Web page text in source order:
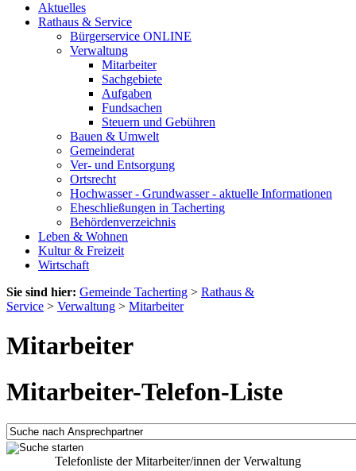
Aktuelles
Rathaus & Service
Bürgerservice ONLINE
Verwaltung
Mitarbeiter
Sachgebiete
Aufgaben
Fundsachen
Steuern und Gebühren
Bauen & Umwelt
Gemeinderat
Ver- und Entsorgung
Ortsrecht
Hochwasser - Grundwasser - aktuelle Informationen
Eheschließungen in Tacherting
Behördenverzeichnis
Leben & Wohnen
Kultur & Freizeit
Wirtschaft
Sie sind hier: Gemeinde Tacherting > Rathaus &
Service > Verwaltung > Mitarbeiter
Mitarbeiter
Mitarbeiter-Telefon-Liste
Telefonliste der Mitarbeiter/innen der Verwaltung